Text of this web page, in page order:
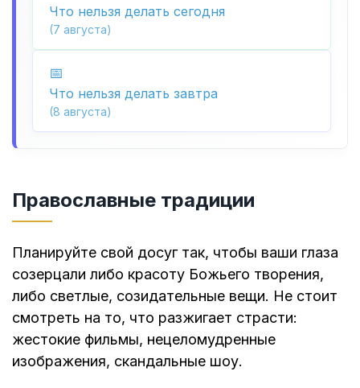
Что нельзя делать сегодня
(7 августа)
Что нельзя делать завтра
(8 августа)
Православные традиции
Планируйте свой досуг так, чтобы ваши глаза
созерцали либо красоту Божьего творения,
либо светлые, созидательные вещи. Не стоит
смотреть на то, что разжигает страсти:
жестокие фильмы, нецеломудренные
изображения, скандальные шоу.